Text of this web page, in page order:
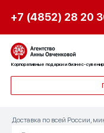
+7 (4852) 28 20
Корпоративные подарки и бизнес-
Доставка по всей России,